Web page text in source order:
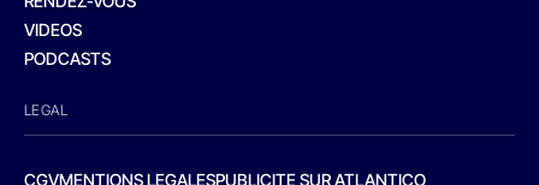
VIDEOS
PODCASTS
LEGAL
CGVMENTIONS LEGALESPUBLICITE SUR ATLANTICO